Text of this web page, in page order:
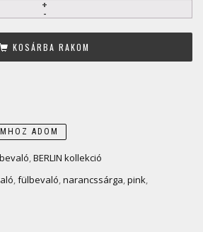
KOSÁRBA RAKOM
ADOM
,BERLIN kollekció
,fülbevaló,narancssárga,pink,